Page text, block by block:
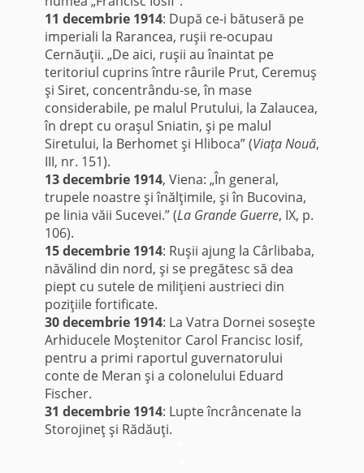
11 decembrie 1914: După ce-i bătuseră pe
imperiali la Rarancea, ruşii re-ocupau
Cernăuţii. „De aici, ruşii au înaintat pe
teritoriul cuprins între râurile Prut, Ceremuş
şi Siret, concentrându-se, în mase
considerabile, pe malul Prutului, la Zalaucea,
în drept cu oraşul Sniatin, şi pe malul
Siretului, la Berhomet şi Hliboca” (Viaţa Nouă,
III, nr. 151).
13 decembrie 1914, Viena: „În general,
trupele noastre şi înălţimile, şi în Bucovina,
pe linia văii Sucevei.” (La Grande Guerre, IX, p.
106).
15 decembrie 1914: Ruşii ajung la Cârlibaba,
năvălind din nord, şi se pregătesc să dea
piept cu sutele de miliţieni austrieci din
poziţiile fortificate.
30 decembrie 1914: La Vatra Dornei soseşte
Arhiducele Moştenitor Carol Francisc Iosif,
pentru a primi raportul guvernatorului
conte de Meran şi a colonelului Eduard
Fischer.
31 decembrie 1914: Lupte încrâncenate la
Storojineţ şi Rădăuţi.